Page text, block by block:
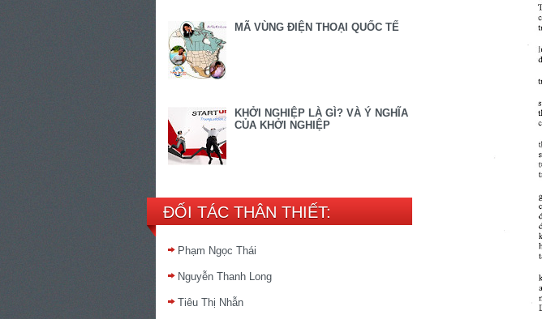
MÃ VÙNG ĐIỆN THOẠI QUỐC TẾ
KHỞI NGHIỆP LÀ GÌ? VÀ Ý NGHĨA
CỦA KHỞI NGHIỆP
ĐỐI TÁC THÂN THIẾT:
Phạm Ngọc Thái
Nguyễn Thanh Long
Tiêu Thị Nhẫn